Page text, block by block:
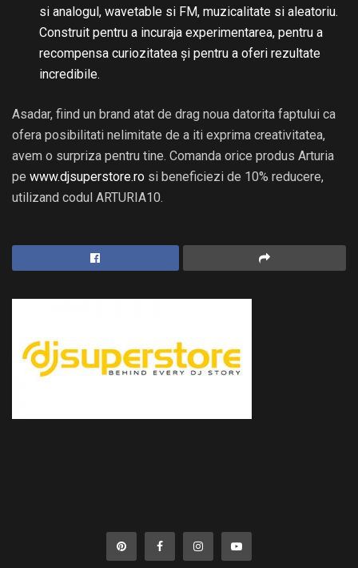
si analogul, wavetable si FM, muzicalitate si aleatoriu.
Construit pentru a incuraja experimentarea, pentru a
recompensa curiozitatea și pentru a oferi rezultate
incredibile.
Asadar, fiind un brand atat de drag noua datorita faptului ca
ofera posibilitati nelimitate de a iti exprima creativitatea,
avem o surpriza pentru tine. Comanda orice produs Arturia
pe www.djsuperstore.ro si beneficiezi de 10% reducere,
utilizand codul ARTURIA10.